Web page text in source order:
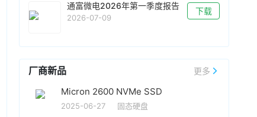
通富微电2026年第一季度报告
2026-07-09
下载
厂商新品 更多
Micron 2600 NVMe SSD
2025-06-27 固态硬盘